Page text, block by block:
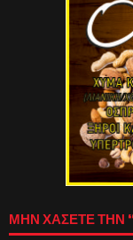
ΜΗΝ ΧΑΣΕΤΕ ΤΗΝ